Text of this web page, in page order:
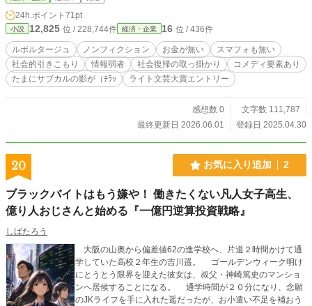
を取りに行って三万キロ（往復で？）です。 ★2025/5第8回
ライト文芸大賞・2026/5第9回ライト文芸大賞では格別のお
引き立てを賜りありがとうございました。(-人-) ★2027/5第1
0回ライト文芸大賞（未定）の時期になりましたら、また投稿
を再開する予定です。ご縁がありましたらまたよろしくお願
いいたします。(-人-) ※案件じゃないです。一円も頂いてはお
りません。(^_^;) ※当ルポは特定のスキマバイトサービスを
ビスのご利用については、各自の判断でお願い致します。(-
人-) -------------- ※カテゴリーに迷いましたが、一応社会派
（？）なのでこちらに置かせてください。 ※この記事はあん
まり暗くならないように書いてますが、一応ノンフィクショ
ンでルポルタージュの様相を呈しています。 ※忍び寄る日本
の貧困の片鱗が垣間見えますが、当ルポが社会的引きこもり
た、スキマバイトアプリをあちこちの会社が開発してくれ
て。時代が私達（社会的引きこもり予備軍？）に追いつい
た？ ------------ ※本作品は生成AI不使用です。 ※アルファポリ
24h.ポイント 71pt
小説 12,825 位 / 228,744件 経済・企業 16 位 / 436件
ルポルタージュ ノンフィクション お金が無い
スマフォも無い
社会的引きこもり
情報弱者 社会復帰の取っ掛かり
コメディ要素あり
たまにサブカルの影が（ﾁﾗｯ
ライト文芸大賞エントリー
感想数 0
文字数 111,787
最終更新日 2026.06.01
登録日 2025.04.30
20 お気に入り追加 2
ブラックバイトはもう嫌や！ 働きたくない凡人女子高生、
億り人おじさんと始める『一億円逆算投資戦略』
しばたろう
大阪の山奥から偏差値62の進学校へ、片道２時間かけて通
学していた高校２年生の吉川遥。 ゴールデンウィーク明け
にとうとう限界を迎えた彼女は、叔父・神崎篤史のマンショ
ンへ居候することになる。 通学時間が２０分になり、念願
のJKライフを手に入れた遥だったが、お小遣い不足を補おう